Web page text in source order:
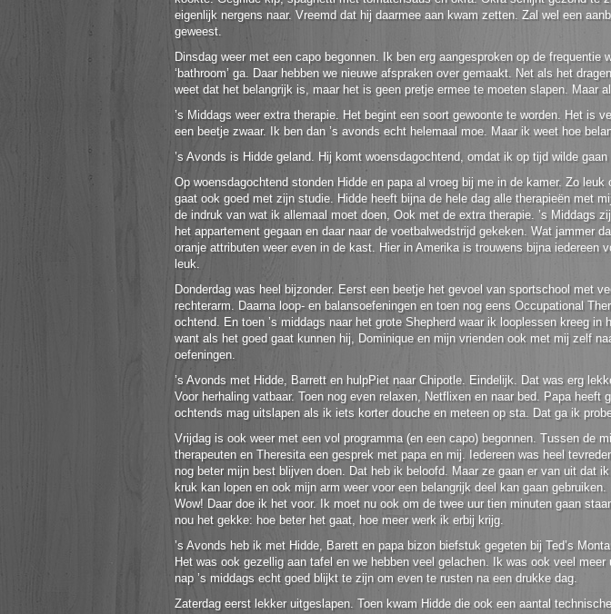
eigenlijk nergens naar. Vreemd dat hij daarmee aan kwam zetten. Zal wel een
geweest.
Dinsdag weer met een capo begonnen. Ik ben erg aangesproken op de frequentie
‘bathroom’ ga. Daar hebben we nieuwe afspraken over gemaakt. Net als het
weet dat het belangrijk is, maar het is geen pretje ermee te moeten slapen. Maar
’s Middags weer extra therapie. Het begint een soort gewoonte te worden. Het is
een beetje zwaar. Ik ben dan ’s avonds echt helemaal moe. Maar ik weet hoe
’s Avonds is Hidde geland. Hij komt woensdagochtend, omdat ik op tijd wilde gaan
Op woensdagochtend stonden Hidde en papa al vroeg bij me in de kamer. Zo leuk
gaat ook goed met zijn studie. Hidde heeft bijna de hele dag alle therapieën met
de indruk van wat ik allemaal moet doen, Ook met de extra therapie. ’s Middags
het appartement gegaan en daar naar de voetbalwedstrijd gekeken. Wat jammer
oranje attributen weer even in de kast. Hier in Amerika is trouwens bijna iedereen
leuk.
Donderdag was heel bijzonder. Eerst een beetje het gevoel van sportschool met
rechterarm. Daarna loop- en balansoefeningen en toen nog eens Occupational
ochtend. En toen ’s middags naar het grote Shepherd waar ik looplessen kreeg in
want als het goed gaat kunnen hij, Dominique en mijn vrienden ook met mij zelf
oefeningen.
’s Avonds met Hidde, Barrett en hulpPiet naar Chipotle. Eindelijk. Dat was erg
Voor herhaling vatbaar. Toen nog even relaxen, Netflixen en naar bed. Papa heeft
ochtends mag uitslapen als ik iets korter douche en meteen op sta. Dat ga ik
Vrijdag is ook weer met een vol programma (en een capo) begonnen. Tussen de
therapeuten en Theresita een gesprek met papa en mij. Iedereen was heel
nog beter mijn best blijven doen. Dat heb ik beloofd. Maar ze gaan er van uit dat
kruk kan lopen en ook mijn arm weer voor een belangrijk deel kan gaan
Wow! Daar doe ik het voor. Ik moet nu ook om de twee uur tien minuten gaan
nou het gekke: hoe beter het gaat, hoe meer werk ik erbij krijg.
’s Avonds heb ik met Hidde, Barett en papa bizon biefstuk gegeten bij Ted’s
Het was ook gezellig aan tafel en we hebben veel gelachen. Ik was ook veel meer
nap ’s middags echt goed blijkt te zijn om even te rusten na een drukke dag.
Zaterdag eerst lekker uitgeslapen. Toen kwam Hidde die ook een aantal